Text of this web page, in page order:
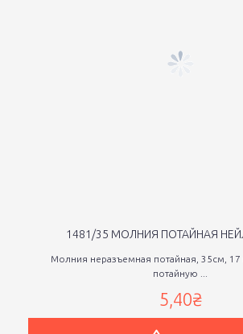
1481/35 МОЛНИЯ ПОТАЙНАЯ
Молния неразъемная потайная, 35см, 17
потайную ...
5,40₴